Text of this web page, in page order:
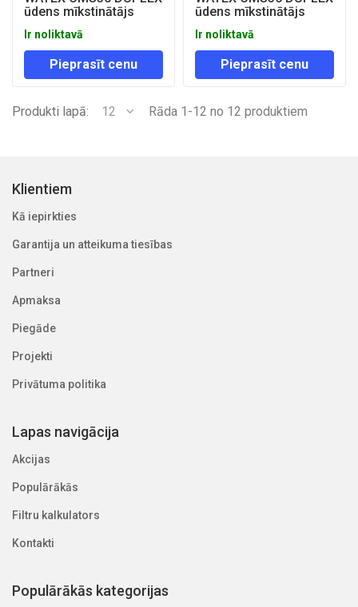
ūdens mīkstinātājs
Ir noliktavā
Pieprasīt cenu
ūdens mīkstinātājs
Ir noliktavā
Pieprasīt cenu
Produkti lapā: 12 Rāda 1-12 no 12 produktiem
Klientiem
Kā iepirkties
Garantija un atteikuma tiesības
Partneri
Apmaksa
Piegāde
Projekti
Privātuma politika
Lapas navigācija
Akcijas
Populārākās
Filtru kalkulators
Kontakti
Populārākās kategorijas